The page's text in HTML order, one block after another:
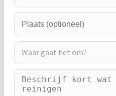
Waar gaat het om?